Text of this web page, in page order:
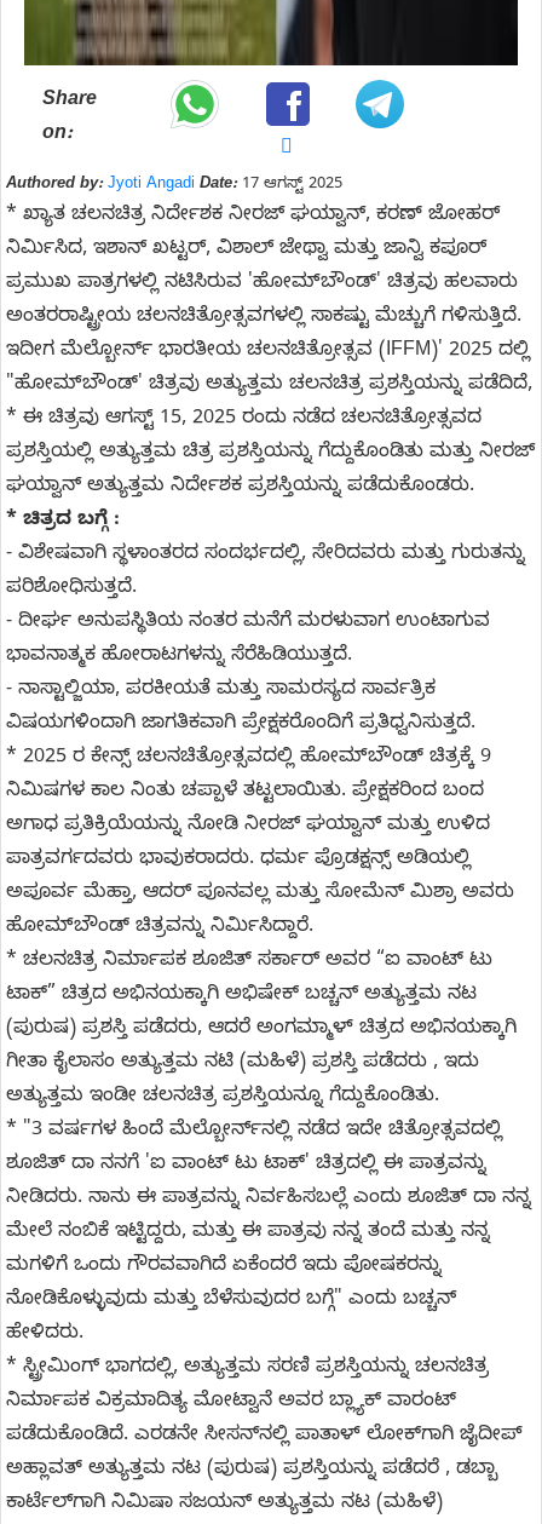
Share
on:
Authored by: Jyoti Angadi Date:17 ಆಗಸ್ಟ್ 2025
* ಖ್ಯಾತ ಚಲನಚಿತ್ರ ನಿರ್ದೇಶಕ ನೀರಜ್ ಘಯ್ವಾನ್, ಕರಣ್ ಜೋಹರ್
ನಿರ್ಮಿಸಿದ, ಇಶಾನ್ ಖಟ್ಟರ್, ವಿಶಾಲ್ ಜೇಥ್ವಾ ಮತ್ತು ಜಾನ್ವಿ ಕಪೂರ್
ಪ್ರಮುಖ ಪಾತ್ರಗಳಲ್ಲಿ ನಟಿಸಿರುವ 'ಹೋಮ್‌ಬೌಂಡ್' ಚಿತ್ರವು ಹಲವಾರು
ಅಂತರರಾಷ್ಟ್ರೀಯ ಚಲನಚಿತ್ರೋತ್ಸವಗಳಲ್ಲಿ ಸಾಕಷ್ಟು ಮೆಚ್ಚುಗೆ ಗಳಿಸುತ್ತಿದೆ.
ಇದೀಗ ಮೆಲ್ಬೋರ್ನ್ ಭಾರತೀಯ ಚಲನಚಿತ್ರೋತ್ಸವ (IFFM)' 2025 ದಲ್ಲಿ
"ಹೋಮ್‌ಬೌಂಡ್' ಚಿತ್ರವು ಅತ್ಯುತ್ತಮ ಚಲನಚಿತ್ರ ಪ್ರಶಸ್ತಿಯನ್ನು ಪಡೆದಿದೆ,
* ಈ ಚಿತ್ರವು ಆಗಸ್ಟ್ 15, 2025 ರಂದು ನಡೆದ ಚಲನಚಿತ್ರೋತ್ಸವದ
ಪ್ರಶಸ್ತಿಯಲ್ಲಿ ಅತ್ಯುತ್ತಮ ಚಿತ್ರ ಪ್ರಶಸ್ತಿಯನ್ನು ಗೆದ್ದುಕೊಂಡಿತು ಮತ್ತು ನೀರಜ್
ಘಯ್ವಾನ್ ಅತ್ಯುತ್ತಮ ನಿರ್ದೇಶಕ ಪ್ರಶಸ್ತಿಯನ್ನು ಪಡೆದುಕೊಂಡರು.
* ಚಿತ್ರದ ಬಗ್ಗೆ :
- ವಿಶೇಷವಾಗಿ ಸ್ಥಳಾಂತರದ ಸಂದರ್ಭದಲ್ಲಿ, ಸೇರಿದವರು ಮತ್ತು ಗುರುತನ್ನು
ಪರಿಶೋಧಿಸುತ್ತದೆ.
- ದೀರ್ಘ ಅನುಪಸ್ಥಿತಿಯ ನಂತರ ಮನೆಗೆ ಮರಳುವಾಗ ಉಂಟಾಗುವ
ಭಾವನಾತ್ಮಕ ಹೋರಾಟಗಳನ್ನು ಸೆರೆಹಿಡಿಯುತ್ತದೆ.
- ನಾಸ್ಟಾಲ್ಜಿಯಾ, ಪರಕೀಯತೆ ಮತ್ತು ಸಾಮರಸ್ಯದ ಸಾರ್ವತ್ರಿಕ
ವಿಷಯಗಳಿಂದಾಗಿ ಜಾಗತಿಕವಾಗಿ ಪ್ರೇಕ್ಷಕರೊಂದಿಗೆ ಪ್ರತಿಧ್ವನಿಸುತ್ತದೆ.
* 2025 ರ ಕೇನ್ಸ್ ಚಲನಚಿತ್ರೋತ್ಸವದಲ್ಲಿ ಹೋಮ್‌ಬೌಂಡ್ ಚಿತ್ರಕ್ಕೆ 9
ನಿಮಿಷಗಳ ಕಾಲ ನಿಂತು ಚಪ್ಪಾಳೆ ತಟ್ಟಲಾಯಿತು. ಪ್ರೇಕ್ಷಕರಿಂದ ಬಂದ
ಅಗಾಧ ಪ್ರತಿಕ್ರಿಯೆಯನ್ನು ನೋಡಿ ನೀರಜ್ ಘಯ್ವಾನ್ ಮತ್ತು ಉಳಿದ
ಪಾತ್ರವರ್ಗದವರು ಭಾವುಕರಾದರು. ಧರ್ಮ ಪ್ರೊಡಕ್ಷನ್ಸ್ ಅಡಿಯಲ್ಲಿ
ಅಪೂರ್ವ ಮೆಹ್ತಾ, ಆದರ್ ಪೂನವಲ್ಲ ಮತ್ತು ಸೋಮೆನ್ ಮಿಶ್ರಾ ಅವರು
ಹೋಮ್‌ಬೌಂಡ್ ಚಿತ್ರವನ್ನು ನಿರ್ಮಿಸಿದ್ದಾರೆ.
* ಚಲನಚಿತ್ರ ನಿರ್ಮಾಪಕ ಶೂಜಿತ್ ಸರ್ಕಾರ್ ಅವರ “ಐ ವಾಂಟ್ ಟು
ಟಾಕ್” ಚಿತ್ರದ ಅಭಿನಯಕ್ಕಾಗಿ ಅಭಿಷೇಕ್ ಬಚ್ಚನ್ ಅತ್ಯುತ್ತಮ ನಟ
(ಪುರುಷ) ಪ್ರಶಸ್ತಿ ಪಡೆದರು, ಆದರೆ ಅಂಗಮ್ಮಾಳ್ ಚಿತ್ರದ ಅಭಿನಯಕ್ಕಾಗಿ
ಗೀತಾ ಕೈಲಾಸಂ ಅತ್ಯುತ್ತಮ ನಟಿ (ಮಹಿಳೆ) ಪ್ರಶಸ್ತಿ ಪಡೆದರು , ಇದು
ಅತ್ಯುತ್ತಮ ಇಂಡೀ ಚಲನಚಿತ್ರ ಪ್ರಶಸ್ತಿಯನ್ನೂ ಗೆದ್ದುಕೊಂಡಿತು.
* "3 ವರ್ಷಗಳ ಹಿಂದೆ ಮೆಲ್ಬೋರ್ನ್‌ನಲ್ಲಿ ನಡೆದ ಇದೇ ಚಿತ್ರೋತ್ಸವದಲ್ಲಿ
ಶೂಜಿತ್ ದಾ ನನಗೆ 'ಐ ವಾಂಟ್ ಟು ಟಾಕ್' ಚಿತ್ರದಲ್ಲಿ ಈ ಪಾತ್ರವನ್ನು
ನೀಡಿದರು. ನಾನು ಈ ಪಾತ್ರವನ್ನು ನಿರ್ವಹಿಸಬಲ್ಲೆ ಎಂದು ಶೂಜಿತ್ ದಾ ನನ್ನ
ಮೇಲೆ ನಂಬಿಕೆ ಇಟ್ಟಿದ್ದರು, ಮತ್ತು ಈ ಪಾತ್ರವು ನನ್ನ ತಂದೆ ಮತ್ತು ನನ್ನ
ಮಗಳಿಗೆ ಒಂದು ಗೌರವವಾಗಿದೆ ಏಕೆಂದರೆ ಇದು ಪೋಷಕರನ್ನು
ನೋಡಿಕೊಳ್ಳುವುದು ಮತ್ತು ಬೆಳೆಸುವುದರ ಬಗ್ಗೆ" ಎಂದು ಬಚ್ಚನ್
ಹೇಳಿದರು.
* ಸ್ಟ್ರೀಮಿಂಗ್ ಭಾಗದಲ್ಲಿ, ಅತ್ಯುತ್ತಮ ಸರಣಿ ಪ್ರಶಸ್ತಿಯನ್ನು ಚಲನಚಿತ್ರ
ನಿರ್ಮಾಪಕ ವಿಕ್ರಮಾದಿತ್ಯ ಮೋಟ್ವಾನೆ ಅವರ ಬ್ಲ್ಯಾಕ್ ವಾರಂಟ್
ಪಡೆದುಕೊಂಡಿದೆ. ಎರಡನೇ ಸೀಸನ್‌ನಲ್ಲಿ ಪಾತಾಳ್ ಲೋಕ್‌ಗಾಗಿ ಜೈದೀಪ್
ಅಹ್ಲಾವತ್ ಅತ್ಯುತ್ತಮ ನಟ (ಪುರುಷ) ಪ್ರಶಸ್ತಿಯನ್ನು ಪಡೆದರೆ , ಡಬ್ಬಾ
ಕಾರ್ಟೆಲ್‌ಗಾಗಿ ನಿಮಿಷಾ ಸಜಯನ್ ಅತ್ಯುತ್ತಮ ನಟ (ಮಹಿಳೆ)